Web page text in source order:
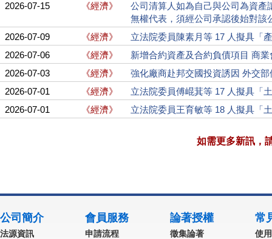
2026-07-15
《經濟》
公司清算人如為自己與公司為資
無權代表，須經公司承認後始對該
2026-07-09
《經濟》
立法院委員陳素月等 17 人擬具「
2026-07-06
《經濟》
新增合約資產及合約負債項目 商
2026-07-03
《經濟》
強化廠商赴邦交國投資誘因 外交
2026-07-01
《經濟》
立法院委員傅崐萁等 17 人擬具「
2026-07-01
《經濟》 立法院委員王育敏等 18 人擬具「
如需更多新訊，
公司簡介
法源資訊
會員服務
申請流程
論著授權
徵集論著
常
使